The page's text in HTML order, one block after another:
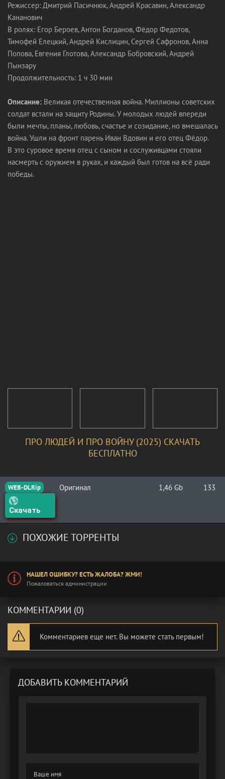
Режиссер: Дмитрий Пасичнюк, Андрей Красавин, Александр
Кананович
В ролях: Егор Бероев, Антон Богданов, Фёдор Федотов,
Тимофей Елецкий, Андрей Кислицин, Сергей Сафронов, Анна
Попова, Евгения Глотова, Александр Бобровский, Андрей
Пынзару
Продолжительность: 1 ч 30 мин
Описание: Великая отечественная война. Миллионы советских
солдат встали на защиту Родины. У молодых людей впереди
были мечты, планы, любовь, счастье и созидание, но вмешалась
война. Ушли на фронт парень Иван Вдовин и его отец Фёдор.
В это суровое время отец с сыном и сослуживцами стояли
насмерть с оружием в руках, и каждый был готов на всё ради
победы.
ПРО ЛЮДЕЙ И ПРО ВОЙНУ (2025) СКАЧАТЬ
БЕСПЛАТНО
WEB-DLRip Оригинал 1,46 Gb 133
Скачать
ПОХОЖИЕ ТОРРЕНТЫ
НАШЕЛ ОШИБКУ? ЕСТЬ ЖАЛОБА? ЖМИ!
Пожаловаться администрации
КОММЕНТАРИИ (0)
Комментариев еще нет. Вы можете стать первым!
ДОБАВИТЬ КОММЕНТАРИЙ